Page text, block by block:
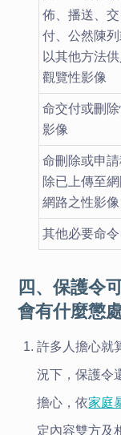
佈、播送、交
付、公然陳
以其他方法供
觀覽性影像
命交付或刪除
影像
命刪除或申請
除已上傳至
網路之性影像
其他必要命令
四、保護令
會有什麼懲
許多人擔心就
況下，保護令
擔心，依家庭
定內容雙方及